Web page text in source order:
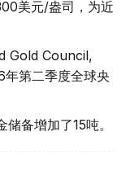
美元/盎司，为近
Gold Council,
第二季度全球央
备增加了15吨。